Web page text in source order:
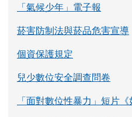
「氣候少年」電子報
菸害防制法與菸品危害宣導
個資保護規定
兒少數位安全調查問卷
「面對數位性暴力」短片《